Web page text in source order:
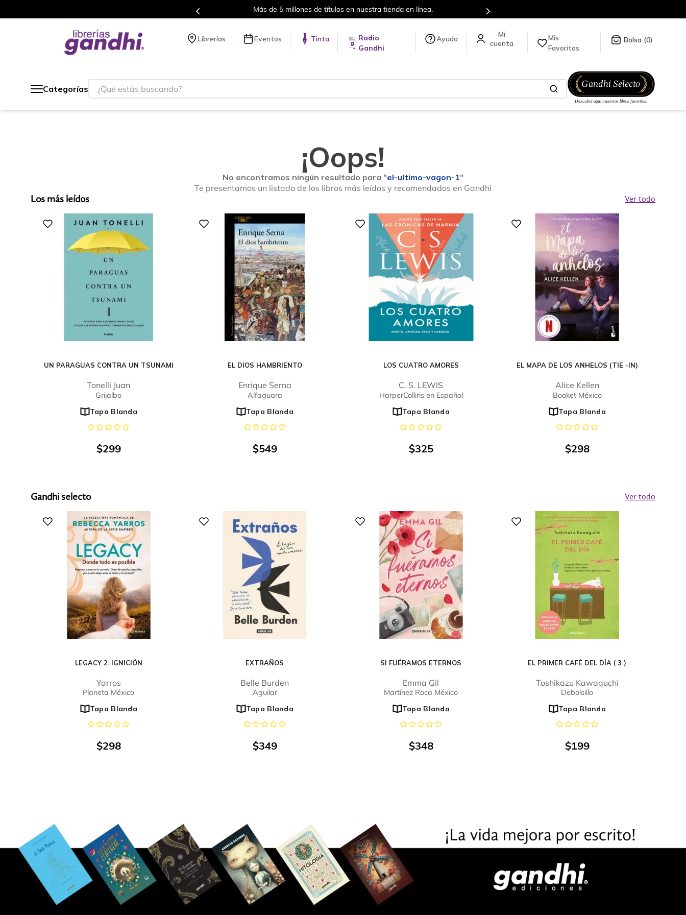
Más de 5 millones de títulos en nuestra tienda en línea.
Librerías Eventos Tinta
Radio
Gandhi
Ayuda
Mis
Favoritos
0
Categorías
¿Qué estás buscando?
¡Oops!
No encontramos ningún resultado para "el-ultimo-vagon-1"
Te presentamos un listado de los libros más leídos y recomendados en Gandhi
Los más leídos
Ver todo
UN PARAGUAS CONTRA UN TSUNAMI
Tonelli Juan
Grijalbo
Tapa Blanda
$299
EL DIOS HAMBRIENTO
Enrique Serna
Alfaguara
Tapa Blanda
$549
LOS CUATRO AMORES
C. S. LEWIS
HarperCollins en Español
Tapa Blanda
$325
EL MAPA DE LOS ANHELOS (TIE -IN)
Alice Kellen
Booket México
Tapa Blanda
$298
Gandhi selecto Ver todo
LEGACY 2. IGNICIÓN
Yarros
Planeta México
Tapa Blanda
$298
EXTRAÑOS
Belle Burden
Aguilar
Tapa Blanda
$349
SI FUÉRAMOS ETERNOS
Emma Gil
Martínez Roca México
Tapa Blanda
$348
EL PRIMER CAFÉ DEL DÍA ( 3 )
Toshikazu Kawaguchi
Debolsillo
Tapa Blanda
$199